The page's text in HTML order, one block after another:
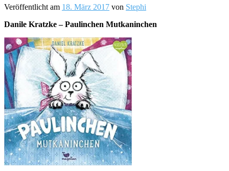
Veröffentlicht am 18. März 2017 von Stephi
Danile Kratzke – Paulinchen Mutkaninchen